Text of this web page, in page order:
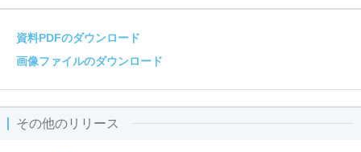
資料PDFのダウンロード
画像ファイルのダウンロード
その他のリリース